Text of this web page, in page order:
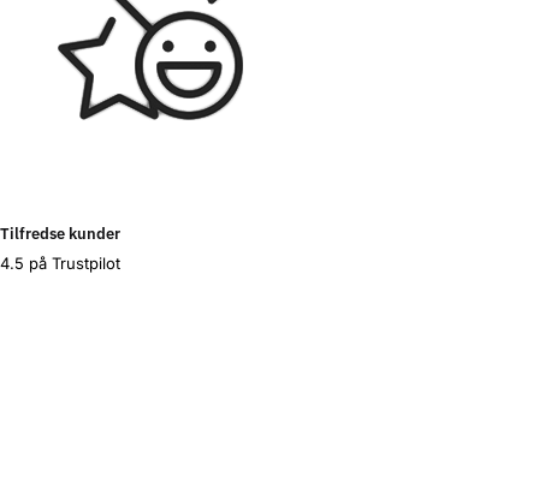
Tilfredse kunder
4.5 på Trustpilot